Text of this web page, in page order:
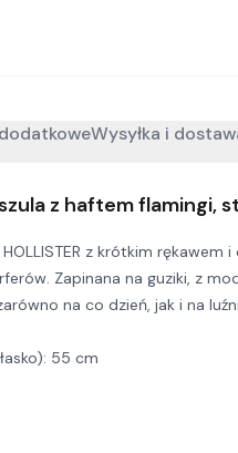
Wysyłka i
z haftem flamingi,
z krótkim rękawem
Zapinana na guziki, z
na co dzień, jak i na
55 cm